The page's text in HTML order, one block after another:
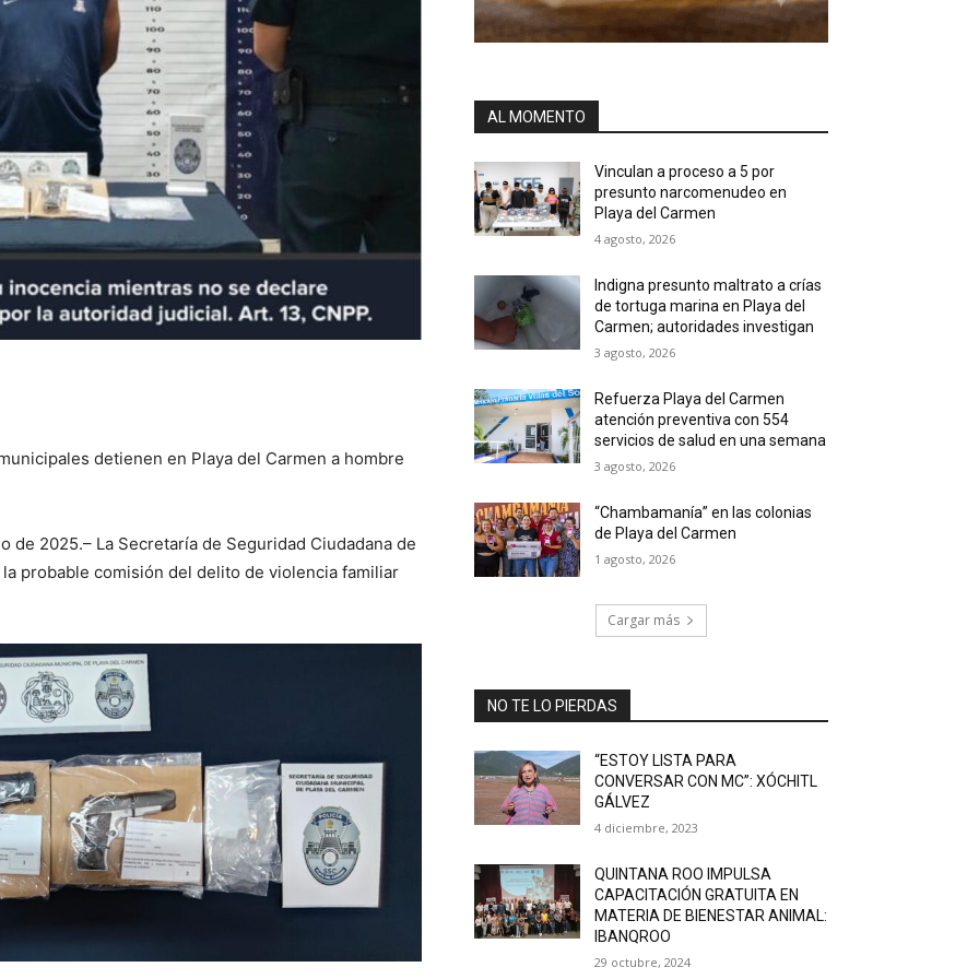
detienen en Playa del Carmen a hombre
de 2025.– La Secretaría de Seguridad Ciudadana de
probable comisión del delito de violencia familiar
AL MOMENTO
Vinculan a proceso a 5 por
presunto narcomenudeo en
Playa del Carmen
4 agosto, 2026
Indigna presunto maltrato a crías
de tortuga marina en Playa del
Carmen; autoridades investigan
3 agosto, 2026
Refuerza Playa del Carmen
atención preventiva con 554
servicios de salud en una semana
3 agosto, 2026
“Chambamanía” en las colonias
de Playa del Carmen
1 agosto, 2026
Cargar más
NO TE LO PIERDAS
“ESTOY LISTA PARA
CONVERSAR CON MC”: XÓCHITL
GÁLVEZ
4 diciembre, 2023
QUINTANA ROO IMPULSA
CAPACITACIÓN GRATUITA EN
MATERIA DE BIENESTAR ANIMAL:
IBANQROO
29 octubre, 2024